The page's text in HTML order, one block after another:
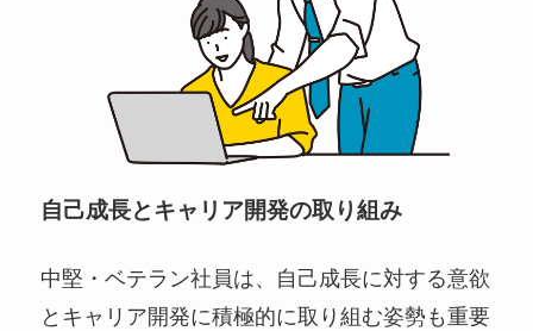
自己成長とキャリア開発の取り組み
中堅・ベテラン社員は、自己成長に対する意欲
とキャリア開発に積極的に取り組む姿勢も重要